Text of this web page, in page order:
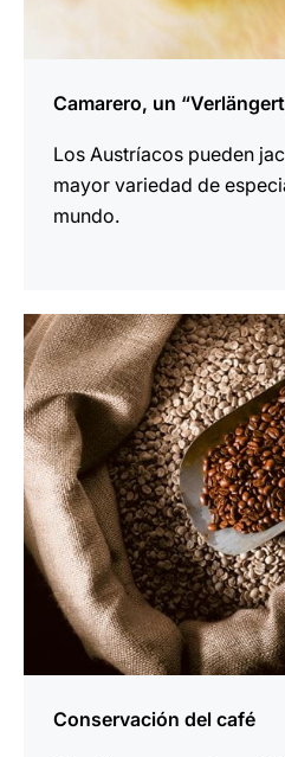
Camarero, un
Los Austríacos pueden
mayor variedad de
mundo.
Conservación del café
indicar